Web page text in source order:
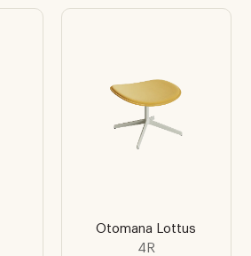
Otomana Lottus
4R